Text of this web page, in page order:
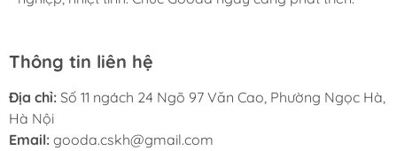
SỐ TRANG 368
Nhà phát hành: Bizbooks
Thông tin liên hệ
Địa chỉ: Số 11 ngách 24 Ngõ 97 Văn Cao, Phường Ngọc Hà,
Hà Nội
Email: gooda.cskh@gmail.com